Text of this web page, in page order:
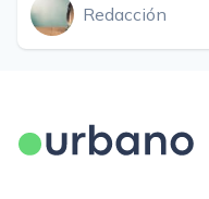
Redacción